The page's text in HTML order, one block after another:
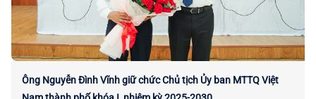
Ông Nguyễn Đình Vĩnh giữ chức Chủ tịch Ủy ban MTTQ Việt